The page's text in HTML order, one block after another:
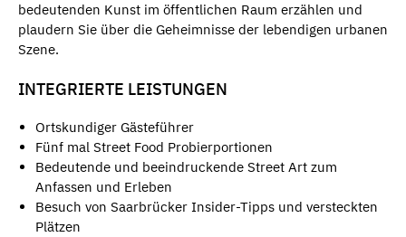
bedeutenden Kunst im öffentlichen Raum erzählen und
plaudern Sie über die Geheimnisse der lebendigen urbanen
Szene.
INTEGRIERTE LEISTUNGEN
Ortskundiger Gästeführer
Fünf mal Street Food Probierportionen
Bedeutende und beeindruckende Street Art zum
Anfassen und Erleben
Besuch von Saarbrücker Insider-Tipps und versteckten
Plätzen